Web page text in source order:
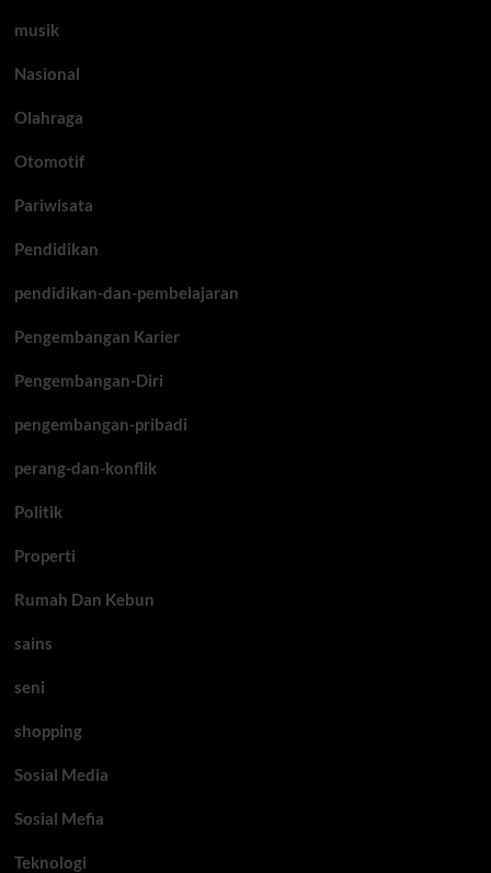
musik
Nasional
Olahraga
Otomotif
Pariwisata
Pendidikan
pendidikan-dan-pembelajaran
Pengembangan Karier
Pengembangan-Diri
pengembangan-pribadi
perang-dan-konflik
Politik
Properti
Rumah Dan Kebun
sains
seni
shopping
Sosial Media
Sosial Mefia
Teknologi